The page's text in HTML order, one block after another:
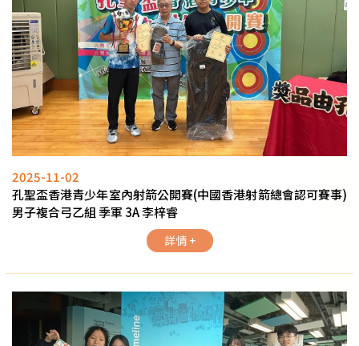
2025-11-02
孔聖盃香港青少年室內射箭公開賽(中國香港射箭總會認可賽事)
男子複合弓乙組 季軍 3A 李梓睿
詳情 +